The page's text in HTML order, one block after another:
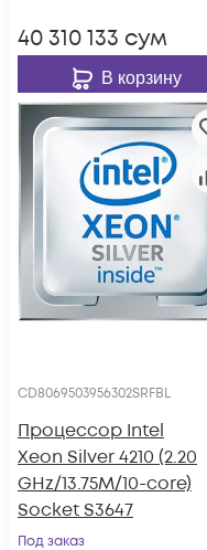
40 310 133 сум
В корзину
CD8069503956302SRFBL
Процессор Intel
Xeon Silver 4210 (2.20
GHz/13.75M/10-core)
Socket S3647
Под заказ